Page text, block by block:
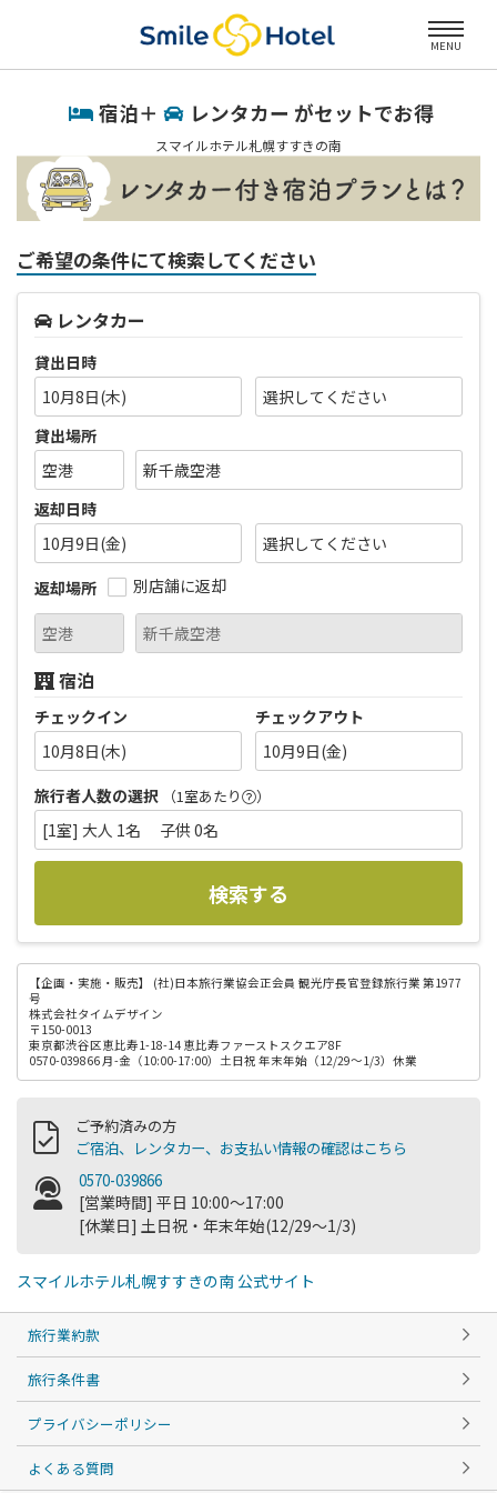
MENU
宿泊＋ レンタカー がセットでお得
スマイルホテル札幌すすきの南
ご希望の条件にて検索してください
レンタカー
貸出日時
10月8日(木)
貸出場所
返却日時
10月9日(金)
返却場所
別店舗に返却
宿泊
チェックイン
10月8日(木)
チェックアウト
10月9日(金)
旅行者人数の選択
（1室あたり ）
[1室] 大人 1名 子供 0名
検索する
【企画・実施・販売】
(社)日本旅行業協会正会員 観光庁長官登録旅行業 第1977
号
株式会社タイムデザイン
〒150-0013
東京都渋谷区恵比寿1-18-14 恵比寿ファーストスクエア8F
0570-039866 月-金（10:00-17:00）土日祝 年末年始（12/29～1/3）休業
ご予約済みの方
ご宿泊、レンタカー、お支払い情報の確認はこちら
0570-039866
[営業時間] 平日 10:00～17:00
[休業日] 土日祝・年末年始(12/29～1/3)
スマイルホテル札幌すすきの南 公式サイト
旅行業約款
旅行条件書
プライバシーポリシー
よくある質問